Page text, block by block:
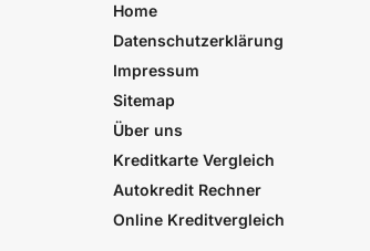
Home
Datenschutzerklärung
Impressum
Sitemap
Über uns
Kreditkarte Vergleich
Autokredit Rechner
Online Kreditvergleich